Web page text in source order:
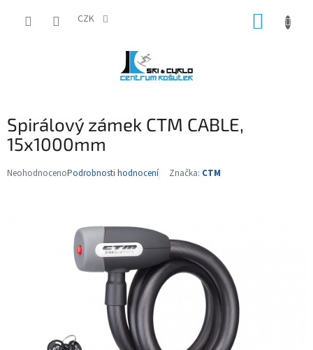
CZK
Spirálový zámek CTM CABLE,
15x1000mm
Průměrné
NeohodnocenoPodrobnosti hodnocení Značka: CTM